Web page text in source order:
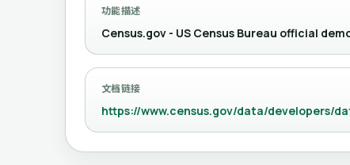
功能描述
Census.gov - US Census Bureau official
文档链接
https://www.census.gov/data/developers/